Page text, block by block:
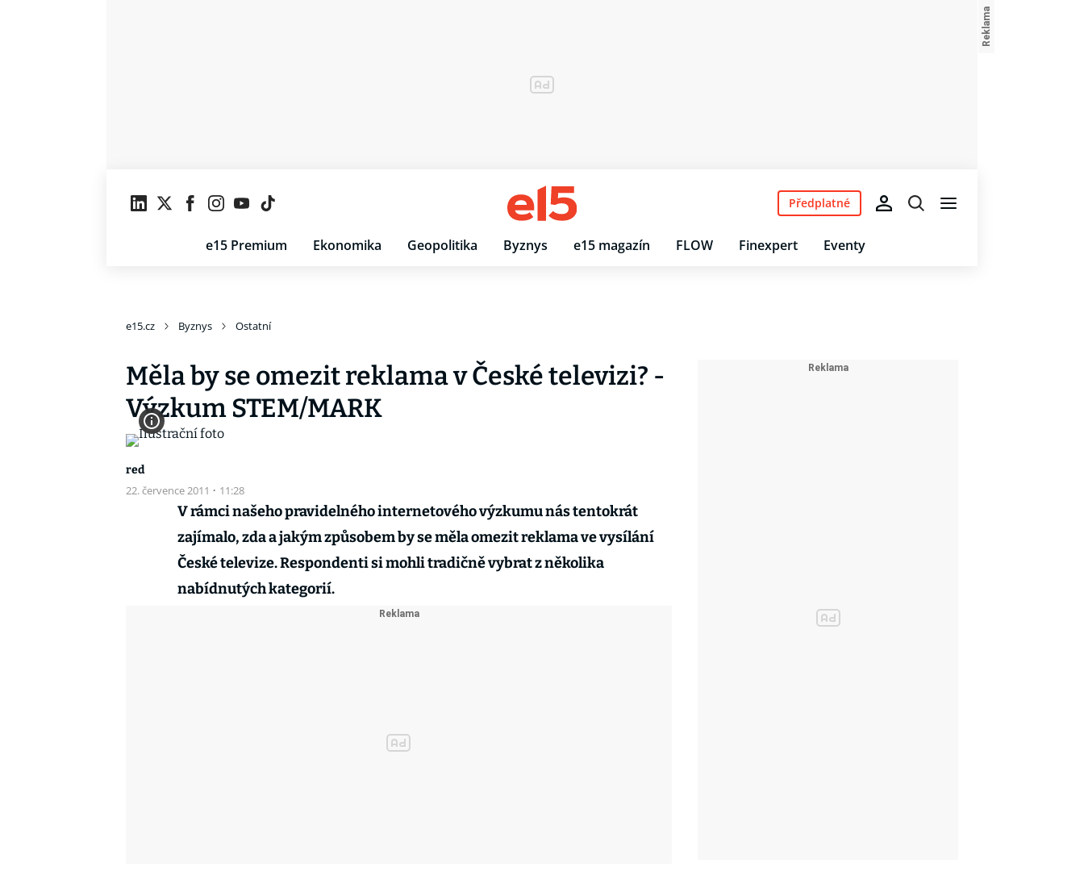
e15 Premium Ekonomika Geopolitika Byznys e15 magazín FLOW Finexpert Eventy
Předplatné
e15.cz Byznys Ostatní
Měla by se omezit reklama v České televizi? -
Výzkum STEM/MARK
red
22. července 2011 · 11:28
V rámci našeho pravidelného internetového výzkumu nás tentokrát
zajímalo, zda a jakým způsobem by se měla omezit reklama ve vysílání
České televize. Respondenti si mohli tradičně vybrat z několika
nabídnutých kategorií.